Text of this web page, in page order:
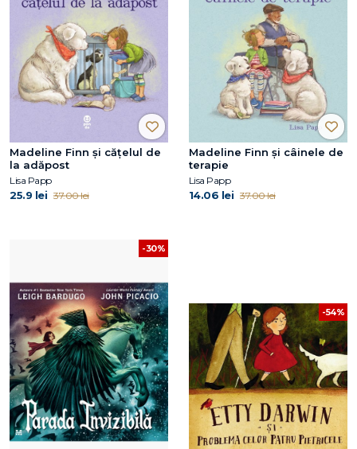
Madeline Finn și cățelul de
la adăpost
Lisa Papp
25.9 lei 37.00 lei
Madeline Finn și câinele de
terapie
Lisa Papp
14.06 lei 37.00 lei
-30%
-54%